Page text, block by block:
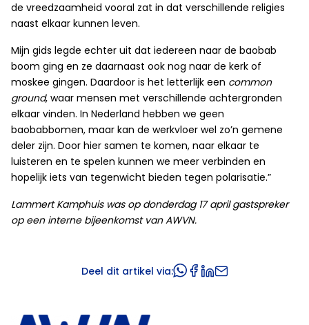
de vreedzaamheid vooral zat in dat verschillende religies
naast elkaar kunnen leven.
Mijn gids legde echter uit dat iedereen naar de baobab
boom ging en ze daarnaast ook nog naar de kerk of
moskee gingen. Daardoor is het letterlijk een common
ground, waar mensen met verschillende achtergronden
elkaar vinden. In Nederland hebben we geen
baobabbomen, maar kan de werkvloer wel zo’n gemene
deler zijn. Door hier samen te komen, naar elkaar te
luisteren en te spelen kunnen we meer verbinden en
hopelijk iets van tegenwicht bieden tegen polarisatie.”
Lammert Kamphuis was op donderdag 17 april gastspreker
op een interne bijeenkomst van AWVN.
Deel dit artikel via: